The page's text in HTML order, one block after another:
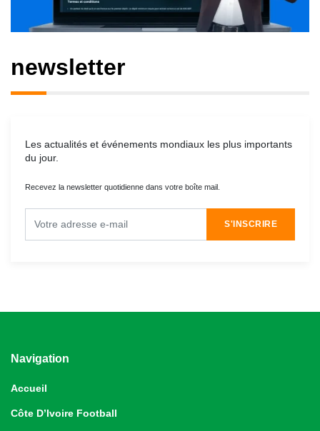
newsletter
Les actualités et événements mondiaux les plus importants
du jour.
Recevez la newsletter quotidienne dans votre boîte mail.
S'INSCRIRE
Navigation
Accueil
Côte D’Ivoire Football